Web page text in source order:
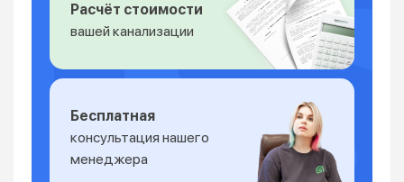
Расчёт стоимости
вашей канализации
Бесплатная
консультация нашего
менеджера